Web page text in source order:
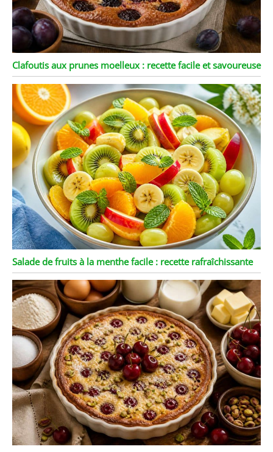
Clafoutis aux prunes moelleux : recette facile et savoureuse
Salade de fruits à la menthe facile : recette rafraîchissante